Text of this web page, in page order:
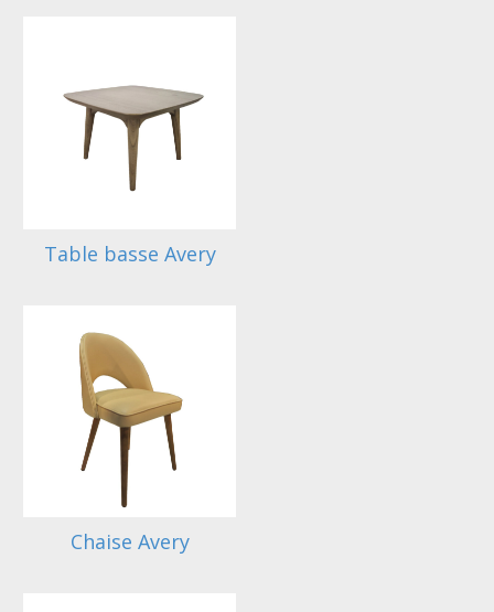
Table basse Avery
Chaise Avery